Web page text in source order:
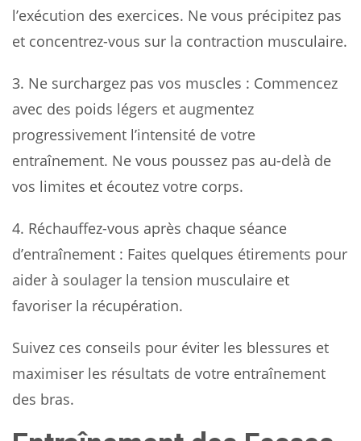
l’exécution des exercices. Ne vous précipitez pas
et concentrez-vous sur la contraction musculaire.
3. Ne surchargez pas vos muscles : Commencez
avec des poids légers et augmentez
progressivement l’intensité de votre
entraînement. Ne vous poussez pas au-delà de
vos limites et écoutez votre corps.
4. Réchauffez-vous après chaque séance
d’entraînement : Faites quelques étirements pour
aider à soulager la tension musculaire et
favoriser la récupération.
Suivez ces conseils pour éviter les blessures et
maximiser les résultats de votre entraînement
des bras.